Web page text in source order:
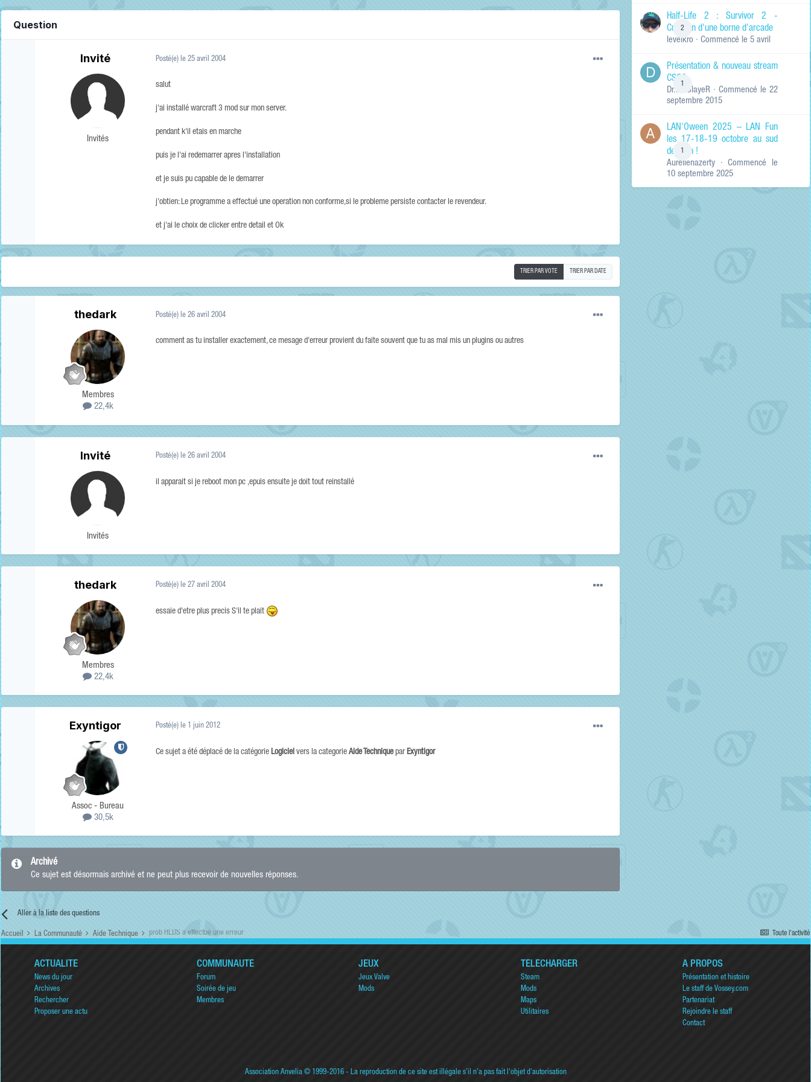
RECHERCHER LES
Titres et corps
Titres des
uniquement
Question
Invité
Invités
Posté(e)le 25 avril 2004
salut
j'ai installé warcraft 3 mod sur mon server.
pendant k'il etais en marche
puis je l'ai redemarrer apres l'installation
et je suis pu capable de le demarrer
j'obtien: Le programme a effectué une operation non conforme,si le probleme persiste contacter le revendeur.
et j'ai le choix de clicker entre detail et Ok
TRIER PAR VOTE TRIER PAR DATE
thedark
Membres
22,4k
Posté(e)le 26 avril 2004
comment as tu installer exactement, ce mesage d'erreur provient du faite souvent que tu as mal mis un plugins ou autres
Invité
Invités
Posté(e)le 26 avril 2004
il apparait si je reboot mon pc ,epuis ensuite je doit tout reinstallé
thedark
Membres
22,4k
Posté(e)le 27 avril 2004
essaie d'etre plus precis S'il te plait
Exyntigor
Assoc - Bureau
30,5k
Posté(e)le 1 juin 2012
Ce sujet a été déplacé de la catégorie Logiciel vers la categorieAide Techniquepar Exyntigor
Archivé
Ce sujet est désormais archivé et ne peut plus recevoir de nouvelles réponses.
Aller à la liste des questions
2
Half-Life 2 : Survivor 2 -
Création d'une borne d'arcade
levelkro · Commencé le 5 avril
1
Présentation & nouveau stream
CSGO
Dr.KinSlayeR · Commencé le 22
septembre 2015
1
LAN'Oween 2025 – LAN Fun
les 17-18-19 octobre au sud
de Lyon !
Aurelienazerty · Commencé le
10 septembre 2025
Toute l’activité
Accueil La Communauté Aide Technique prob HLDS a effectué une erreur
ACTUALITÉ
News du jour
Archives
Rechercher
Proposer une actu
COMMUNAUTÉ
Forum
Soirée de jeu
Membres
JEUX
Jeux Valve
Mods
TÉLÉCHARGER
Steam
Mods
Maps
Utilitaires
A PROPOS
Présentation et histoire
Le staff de Vossey.com
Partenariat
Rejoindre le staff
Contact
Association Anvelia© 1999-2016 - La reproduction de ce site est illégale s'il n'a pas fait l'objet d'autorisation